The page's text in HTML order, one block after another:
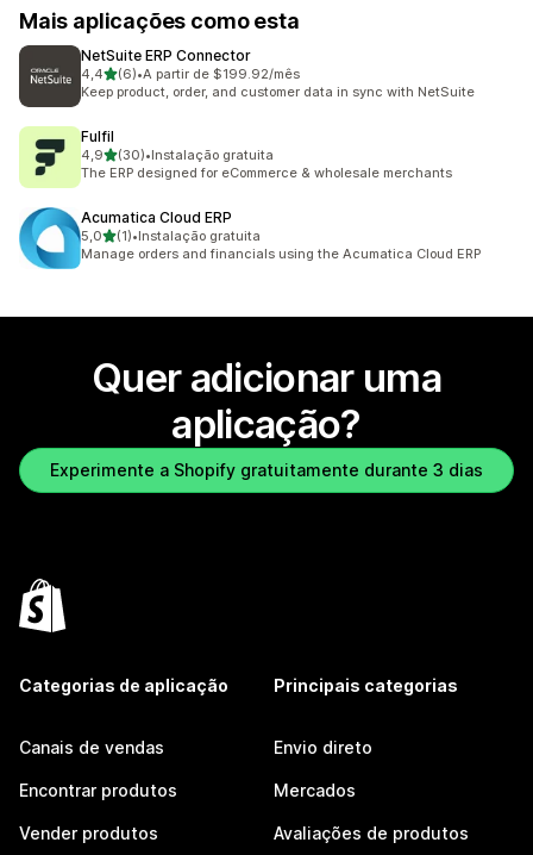
Mais aplicações como esta
NetSuite ERP Connector
4,4de 5 estrelas
(6)
6 total de avaliações
•A partir de $199.92/mês
Keep product, order, and customer data in sync with NetSuite
Fulfil
4,9de 5 estrelas
(30)
30 total de avaliações
•Instalação gratuita
The ERP designed for eCommerce & wholesale merchants
Acumatica Cloud ERP
5,0de 5 estrelas
(1)
1 total de avaliações
•Instalação gratuita
Manage orders and financials using the Acumatica Cloud ERP
Quer adicionar uma
aplicação?
Experimente a Shopify gratuitamente durante 3 dias
Categorias de aplicação
Canais de vendas
Encontrar produtos
Vender produtos
Principais categorias
Envio direto
Mercados
Avaliações de produtos